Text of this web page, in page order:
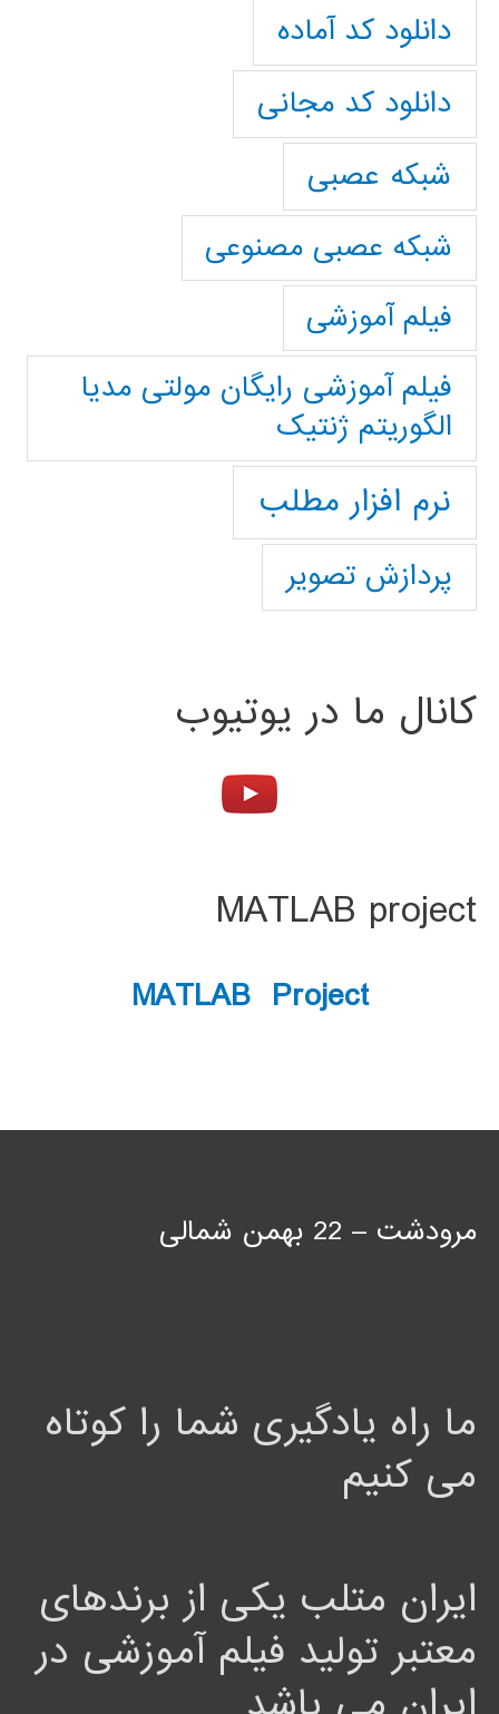
دانلود کد آماده
دانلود کد مجانی
شبکه عصبی
شبکه عصبی مصنوعی
فیلم آموزشی
فیلم آموزشی رایگان مولتی مدیا
الگوریتم ژنتیک
نرم افزار مطلب
پردازش تصویر
کانال ما در یوتیوب
MATLAB project
MATLAB Project
مرودشت – 22 بهمن شمالی
ما راه یادگیری شما را کوتاه
می کنیم
ایران متلب یکی از برندهای
معتبر تولید فیلم آموزشی در